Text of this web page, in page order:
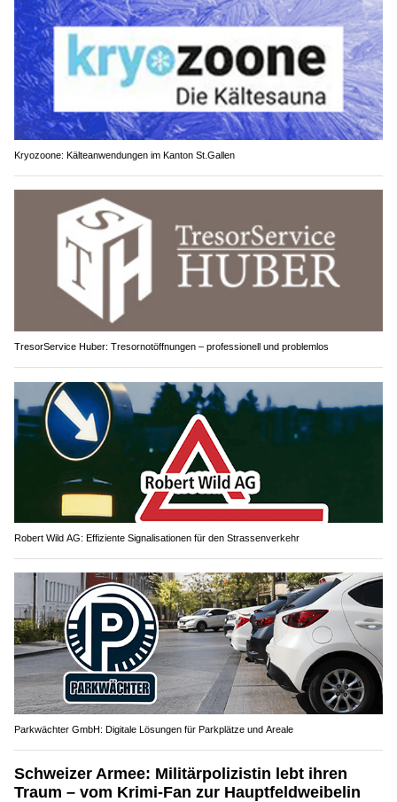
Kryozoone: Kälteanwendungen im Kanton St.Gallen
TresorService Huber: Tresornotöffnungen – professionell und problemlos
Robert Wild AG: Effiziente Signalisationen für den Strassenverkehr
Parkwächter GmbH: Digitale Lösungen für Parkplätze und Areale
Schweizer Armee: Militärpolizistin lebt ihren
Traum – vom Krimi-Fan zur Hauptfeldweibelin